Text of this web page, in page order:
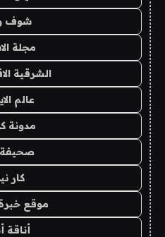
شوف
مجلة
الشرقية
عالم
مدونة
صحيفة
كار
موقع
أناقة